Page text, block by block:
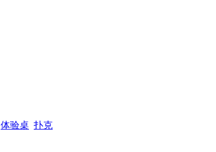
体验桌 扑克